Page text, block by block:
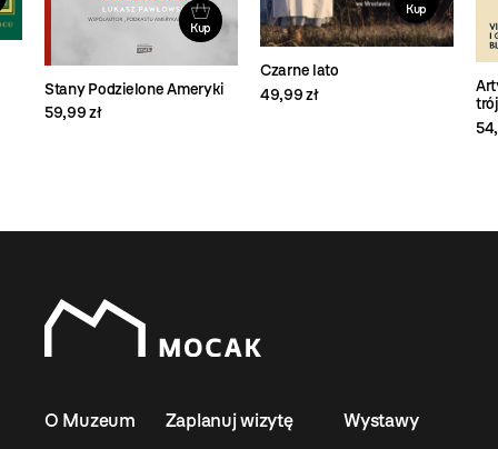
Kup
Stany Podzielone Ameryki
59,99 zł
Kup
Czarne lato
49,99 zł
O Muzeum Zaplanuj wizytę Wystawy